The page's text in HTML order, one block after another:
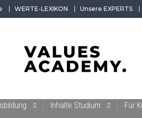
WERTE-LEXIKON Unsere EXPERTS
Inhalte Studium Für